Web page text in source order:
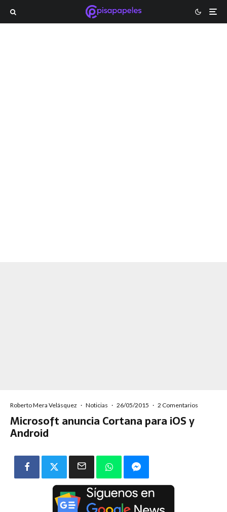
Roberto Mera Velásquez · Noticias · 26/05/2015 · 2 Comentarios
Microsoft anuncia Cortana para iOS y
Android